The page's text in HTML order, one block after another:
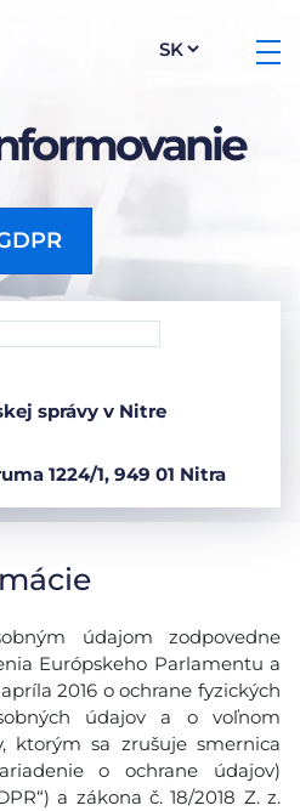
správy v Nitre
1224/1, 949 01 Nitra
údajom zodpovedne
Európskeho Parlamentu a
2016 o ochrane fyzických
údajov a o voľnom
ktorým sa zrušuje smernica
o ochrane údajov)
a zákona č. 18/2018 Z. z.